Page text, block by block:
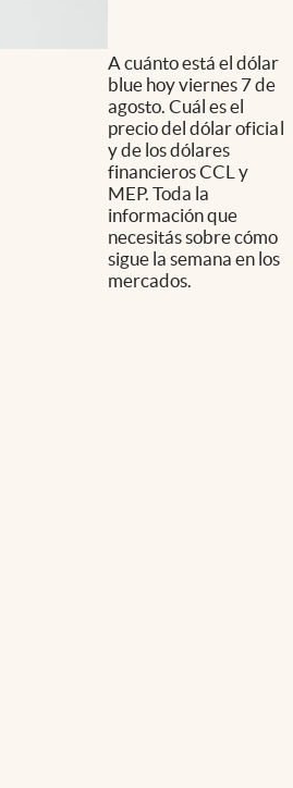
A cuánto está el dólar
blue hoy viernes 7 de
agosto. Cuál es el
precio del dólar oficial
y de los dólares
financieros CCL y
MEP. Toda la
información que
necesitás sobre cómo
sigue la semana en los
mercados.